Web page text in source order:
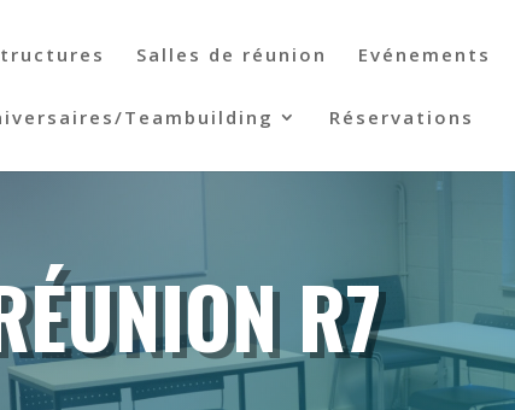
Salles de réunion Evénements
Teambuilding Réservations
R7